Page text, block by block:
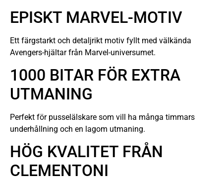
EPISKT MARVEL-MOTIV
Ett färgstarkt och detaljrikt motiv fyllt med välkända
Avengers-hjältar från Marvel-universumet.
1000 BITAR FÖR EXTRA
UTMANING
Perfekt för pusselälskare som vill ha många timmars
underhållning och en lagom utmaning.
HÖG KVALITET FRÅN
CLEMENTONI